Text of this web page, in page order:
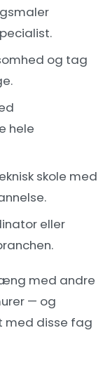
og tag
hele
skole med
eller
med andre
— og
disse fag